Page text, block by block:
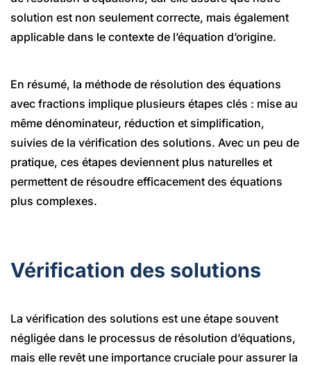
solution est non seulement correcte, mais également
applicable dans le contexte de l’équation d’origine.
En résumé, la méthode de résolution des équations
avec fractions implique plusieurs étapes clés : mise au
même dénominateur, réduction et simplification,
suivies de la vérification des solutions. Avec un peu de
pratique, ces étapes deviennent plus naturelles et
permettent de résoudre efficacement des équations
plus complexes.
Vérification des solutions
La vérification des solutions est une étape souvent
négligée dans le processus de résolution d’équations,
mais elle revêt une importance cruciale pour assurer la